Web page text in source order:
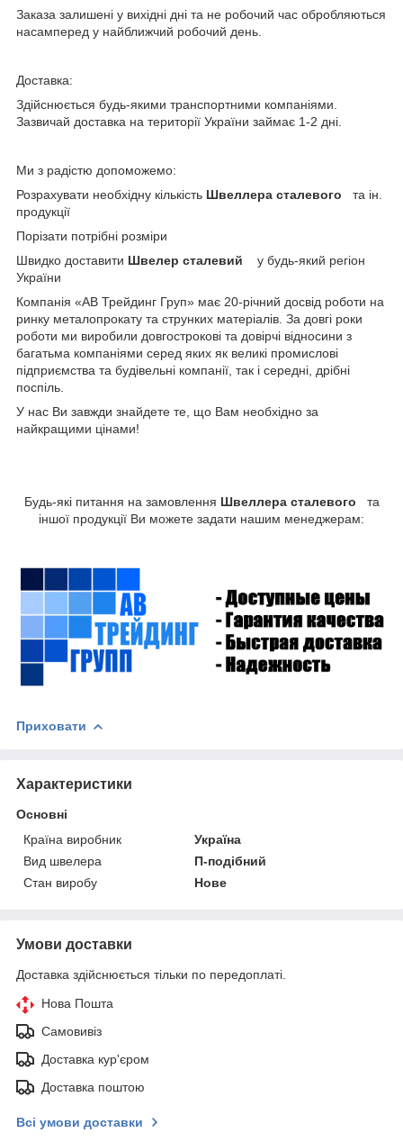
Заказа залишені у вихідні дні та не робочий час обробляються
насамперед у найближчий робочий день.
Доставка:
Здійснюється будь-якими транспортними компаніями.
Зазвичай доставка на території України займає 1-2 дні.
Ми з радістю допоможемо:
Розрахувати необхідну кількість Швеллера сталевого
та ін.
продукції
Порізати потрібні розміри
Швидко доставити Швелер сталевий
у будь-який регіон
України
Компанія «АВ Трейдинг Груп» має 20-річний досвід роботи на
ринку металопрокату та струнких матеріалів. За довгі роки
роботи ми виробили довгострокові та довірчі відносини з
багатьма компаніями серед яких як великі промислові
підприємства та будівельні компанії, так і середні, дрібні
поспіль.
У нас Ви завжди знайдете те, що Вам необхідно за
найкращими цінами!
Будь-які питання на замовлення Швеллера сталевого
та
іншої продукції Ви можете задати нашим менеджерам:
Приховати
Характеристики
Основні
Країна виробник
Україна
Вид швелера
П-подібний
Стан виробу
Нове
Умови доставки
Доставка здійснюється тільки по передоплаті.
Нова Пошта
Самовивіз
Доставка кур'єром
Доставка поштою
Всі умови доставки